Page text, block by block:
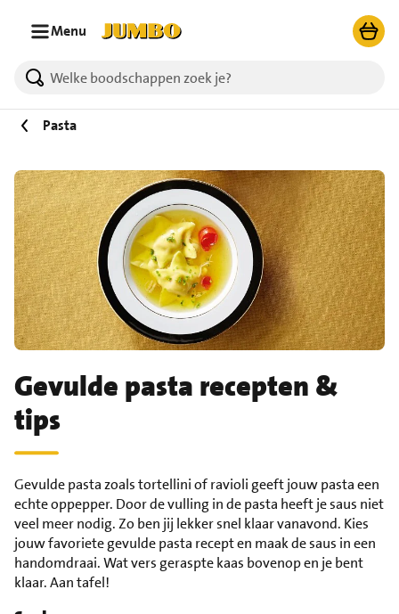
Menu
Pasta
Gevulde pasta recepten &
tips
Gevulde pasta zoals tortellini of ravioli geeft jouw pasta een
echte oppepper. Door de vulling in de pasta heeft je saus niet
veel meer nodig. Zo ben jij lekker snel klaar vanavond. Kies
jouw favoriete gevulde pasta recept en maak de saus in een
handomdraai. Wat vers geraspte kaas bovenop en je bent
klaar. Aan tafel!